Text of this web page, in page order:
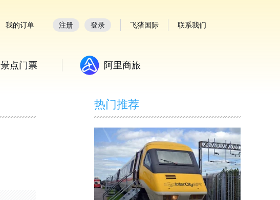
我的订单 注册 登录 飞猪国际 联系我们
景点门票 阿里商旅
热门推荐